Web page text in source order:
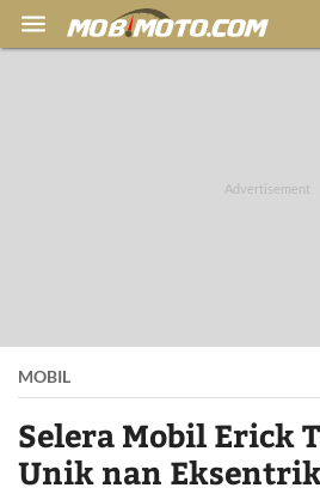

MOBIL
Selera Mobil Erick
Unik nan